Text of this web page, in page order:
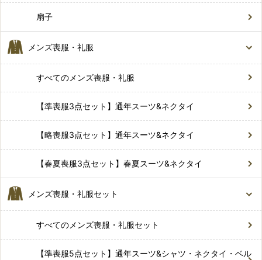
扇子
メンズ喪服・礼服
すべてのメンズ喪服・礼服
【準喪服3点セット】通年スーツ&ネクタイ
【略喪服3点セット】通年スーツ&ネクタイ
【春夏喪服3点セット】春夏スーツ&ネクタイ
メンズ喪服・礼服セット
すべてのメンズ喪服・礼服セット
【準喪服5点セット】通年スーツ&シャツ・ネクタイ・ベル